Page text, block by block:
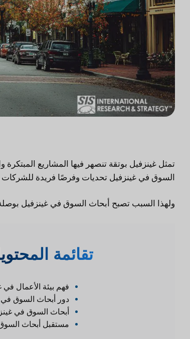
تمثل غينزفيل بوتقة تنصهر فيها المشاريع المبتكرة
السوق في غينزفيل تحديات وفرصًا فريدة
ولهذا السبب تصبح أبحاث السوق في غينزفيل بوصلة
تقائمة
فهم بيئة الأعمال في
دور أبحاث السوق في
أبحاث السوق في
مستقبل أبحاث